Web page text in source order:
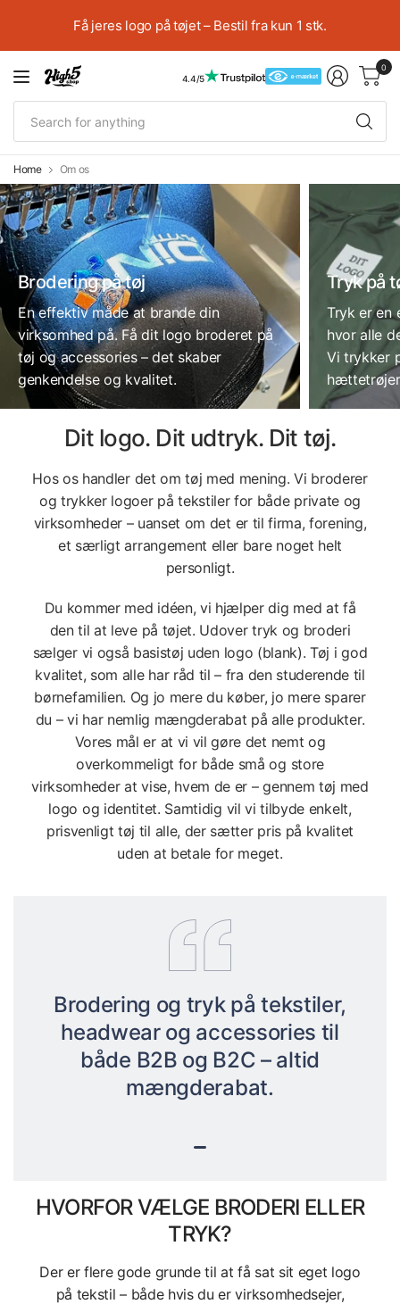
Få jeres logo på tøjet – Bestil fra kun 1 stk.
4.4/5
0
Home Om os
Brodering på tøj
En effektiv måde at brande din
virksomhed på. Få dit logo broderet på
tøj og accessories – det skaber
genkendelse og kvalitet.
Tryk på
Tryk er en
hvor alle
Vi trykker
Dit logo. Dit udtryk. Dit tøj.
Hos os handler det om tøj med mening. Vi broderer
og trykker logoer på tekstiler for både private og
virksomheder – uanset om det er til firma, forening,
et særligt arrangement eller bare noget helt
personligt.
Du kommer med idéen, vi hjælper dig med at få
den til at leve på tøjet. Udover tryk og broderi
sælger vi også basistøj uden logo (blank). Tøj i god
kvalitet, som alle har råd til – fra den studerende til
børnefamilien. Og jo mere du køber, jo mere sparer
du – vi har nemlig mængderabat på alle produkter.
Vores mål er at vi vil gøre det nemt og
overkommeligt for både små og store
virksomheder at vise, hvem de er – gennem tøj med
logo og identitet. Samtidig vil vi tilbyde enkelt,
prisvenligt tøj til alle, der sætter pris på kvalitet
uden at betale for meget.
Brodering og tryk på tekstiler,
headwear og accessories til
både B2B og B2C – altid
mængderabat.
HVORFOR VÆLGE BRODERI ELLER
TRYK?
Der er flere gode grunde til at få sat sit eget logo
på tekstil – både hvis du er virksomhedsejer,